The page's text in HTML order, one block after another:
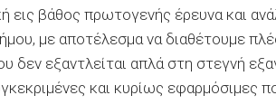
εις βάθος πρωτογενής έρευνα και
με αποτέλεσμα να διαθέτουμε
δεν εξαντλείται απλά στη στεγνή
και κυρίως εφαρμόσιμες